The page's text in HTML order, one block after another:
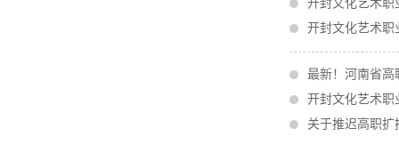
开封文化艺术职
开封文化艺术职
最新！河南省高
开封文化艺术职
关于推迟高职